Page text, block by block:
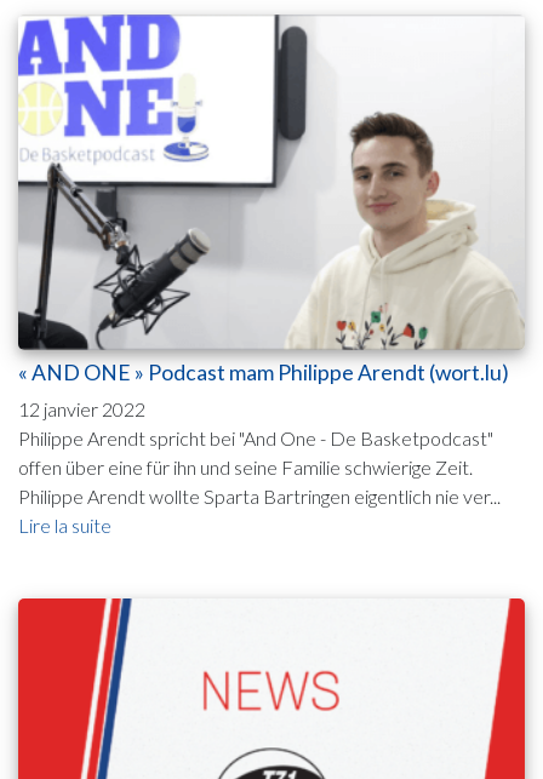
« AND ONE » Podcast mam Philippe Arendt (wort.lu)
12 janvier 2022
Philippe Arendt spricht bei "And One - De Basketpodcast"
offen über eine für ihn und seine Familie schwierige Zeit.
Philippe Arendt wollte Sparta Bartringen eigentlich nie ver...
Lire la suite